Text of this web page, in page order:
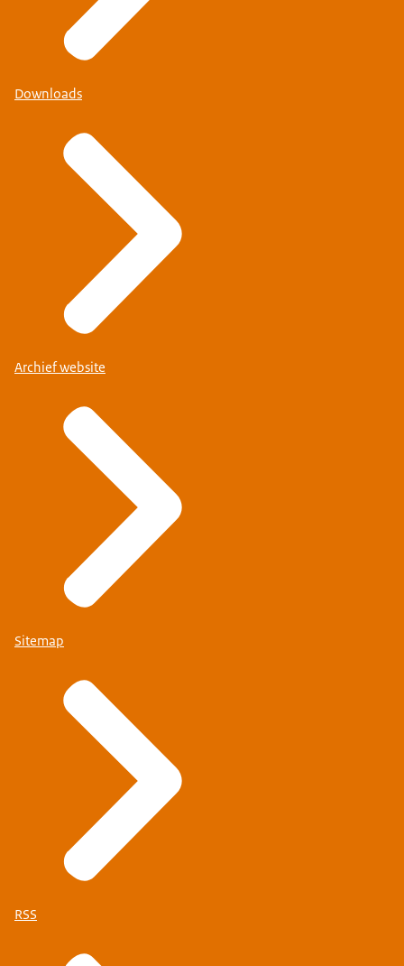
Downloads
Archief website
Sitemap
RSS